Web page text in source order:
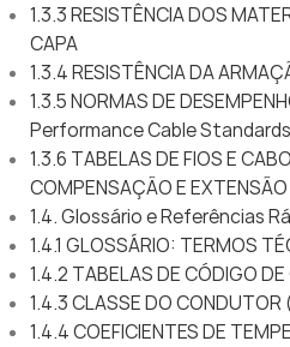
1.3.3 RESISTÊNCIA DOS
CAPA
1.3.4 RESISTÊNCIA DA
1.3.5 NORMAS DE
Performance Cable
1.3.6 TABELAS DE FIOS E
COMPENSAÇÃO E EXTENSÃO
1.4. Glossário e Referências
1.4.1 GLOSSÁRIO: TERMOS
1.4.2 TABELAS DE CÓDIGO DE
1.4.3 CLASSE DO CONDUTOR
1.4.4 COEFICIENTES DE